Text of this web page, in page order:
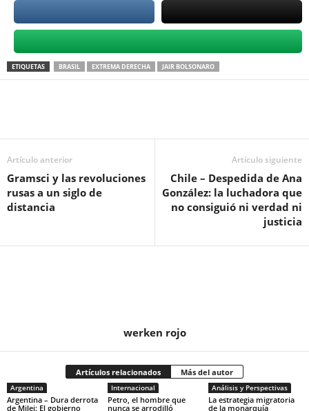
en
las
más
manipuladas
reciente
de
ETIQUETAS BRASIL EXTREMA DERECHA JAIR BOLSONARO
Artículo anterior
Gramsci y las revoluciones
rusas a un siglo de
distancia
Artículo siguiente
Chile – Despedida de Ana
González: la luchadora que
no consiguió ni verdad ni
justicia
werken rojo
Artículos relacionados Más del autor
Argentina
Argentina – Dura derrota
de Milei: El gobierno
Internacional
Petro, el hombre que
nunca se arrodilló
Análisis y Perspectivas
La estrategia migratoria
de la monarquía